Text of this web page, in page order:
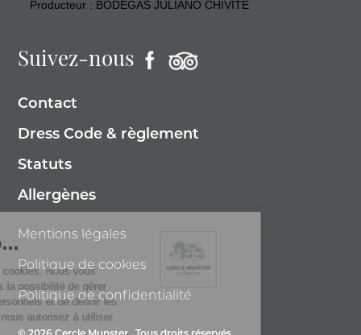
Producteur : BODEGAS JULIANO CHIVITE
Suivez-nous
Contact
Dress Code & règlement
Statuts
Allergènes
Mentions légales
Politique de cookies
Politique de confidentialité